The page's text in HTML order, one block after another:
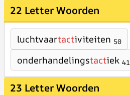
22 Letter Woorden
luchtvaartactiviteiten 50
onderhandelingstactiek 41
23 Letter Woorden